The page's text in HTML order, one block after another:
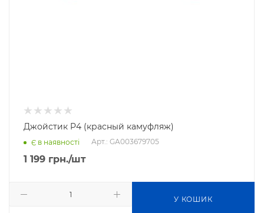
Джойстик P4 (красный камуфляж)
Є в наявності Арт.: GA003679705
1 199 грн./шт
У КОШИК